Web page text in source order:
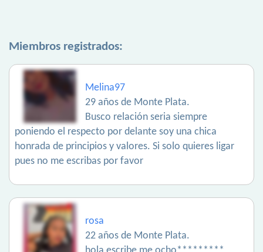
Miembros registrados:
Melina97
29 años de Monte Plata.
Busco relación seria siempre
poniendo el respecto por delante soy una chica
honrada de principios y valores. Si solo quieres ligar
pues no me escribas por favor
rosa
22 años de Monte Plata.